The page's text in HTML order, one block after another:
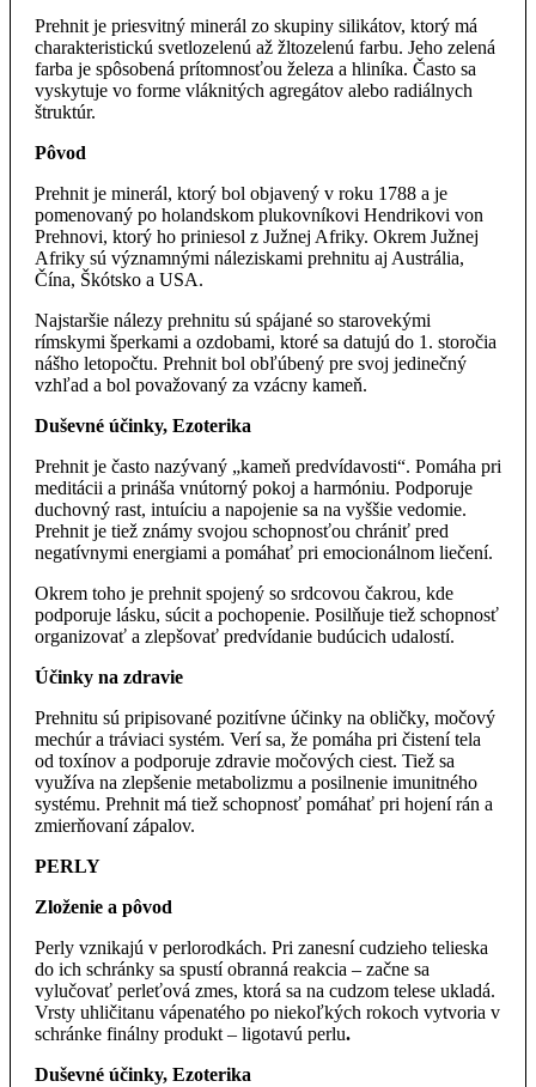
Prehnit je priesvitný minerál zo skupiny silikátov, ktorý má
charakteristickú svetlozelenú až žltozelenú farbu. Jeho zelená
farba je spôsobená prítomnosťou železa a hliníka. Často sa
vyskytuje vo forme vláknitých agregátov alebo radiálnych
štruktúr.
Pôvod
Prehnit je minerál, ktorý bol objavený v roku 1788 a je
pomenovaný po holandskom plukovníkovi Hendrikovi von
Prehnovi, ktorý ho priniesol z Južnej Afriky. Okrem Južnej
Afriky sú významnými náleziskami prehnitu aj Austrália,
Čína, Škótsko a USA.
Najstaršie nálezy prehnitu sú spájané so starovekými
rímskymi šperkami a ozdobami, ktoré sa datujú do 1. storočia
nášho letopočtu. Prehnit bol obľúbený pre svoj jedinečný
vzhľad a bol považovaný za vzácny kameň.
Duševné účinky, Ezoterika
Prehnit je často nazývaný „kameň predvídavosti“. Pomáha pri
meditácii a prináša vnútorný pokoj a harmóniu. Podporuje
duchovný rast, intuíciu a napojenie sa na vyššie vedomie.
Prehnit je tiež známy svojou schopnosťou chrániť pred
negatívnymi energiami a pomáhať pri emocionálnom liečení.
Okrem toho je prehnit spojený so srdcovou čakrou, kde
podporuje lásku, súcit a pochopenie. Posilňuje tiež schopnosť
organizovať a zlepšovať predvídanie budúcich udalostí.
Účinky na zdravie
Prehnitu sú pripisované pozitívne účinky na obličky, močový
mechúr a tráviaci systém. Verí sa, že pomáha pri čistení tela
od toxínov a podporuje zdravie močových ciest. Tiež sa
využíva na zlepšenie metabolizmu a posilnenie imunitného
systému. Prehnit má tiež schopnosť pomáhať pri hojení rán a
zmierňovaní zápalov.
PERLY
Zloženie a pôvod
Perly vznikajú v perlorodkách. Pri zanesní cudzieho telieska
do ich schránky sa spustí obranná reakcia – začne sa
vylučovať perleťová zmes, ktorá sa na cudzom telese ukladá.
Vrsty uhličitanu vápenatého po niekoľkých rokoch vytvoria v
schránke finálny produkt – ligotavú perlu.
Duševné účinky, Ezoterika